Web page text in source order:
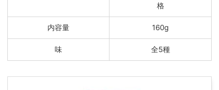
格
内容量 160g
味 全5種